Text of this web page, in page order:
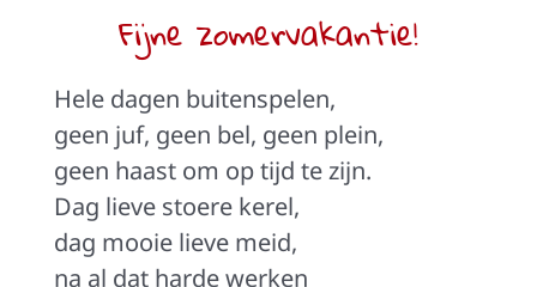
Kalender
Fijne zomervakantie!
Hele dagen buitenspelen,
geen juf, geen bel, geen plein,
geen haast om op tijd te zijn.
Dag lieve stoere kerel,
dag mooie lieve meid,
na al dat harde werken